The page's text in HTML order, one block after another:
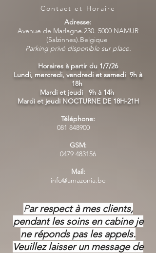
Contact et Horaire
Adresse:
Avenue de Marlagne.230. 5000 NAMUR
(Salzinnes).Belgique
Parking privé disponible sur place.
Horaires à partir du 1/7/26
Lundi, mercredi, vendredi et samedi 9h à
18h
Mardi et jeudi 9h à 14h
Mardi et jeudi NOCTURNE DE 18H-21H
Téléphone:
081 848900
GSM:
0479 483156
Mail:
info@amazonia.be
Par respect à mes clients,
pendant les soins en cabine je
ne réponds pas les appels.
Veuillez laisser un message de